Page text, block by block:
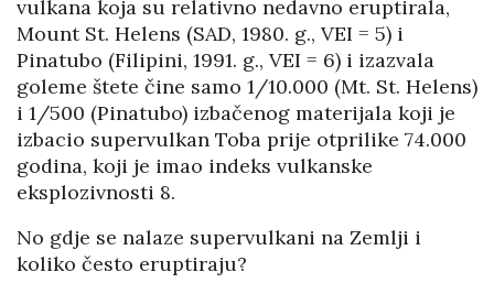
vulkana koja su relativno nedavno eruptirala,
Mount St. Helens (SAD, 1980. g., VEI = 5) i
Pinatubo (Filipini, 1991. g., VEI = 6) i izazvala
goleme štete čine samo 1/10.000 (Mt. St. Helens)
i 1/500 (Pinatubo) izbačenog materijala koji je
izbacio supervulkan Toba prije otprilike 74.000
godina, koji je imao indeks vulkanske
eksplozivnosti 8.
No gdje se nalaze supervulkani na Zemlji i
koliko često eruptiraju?